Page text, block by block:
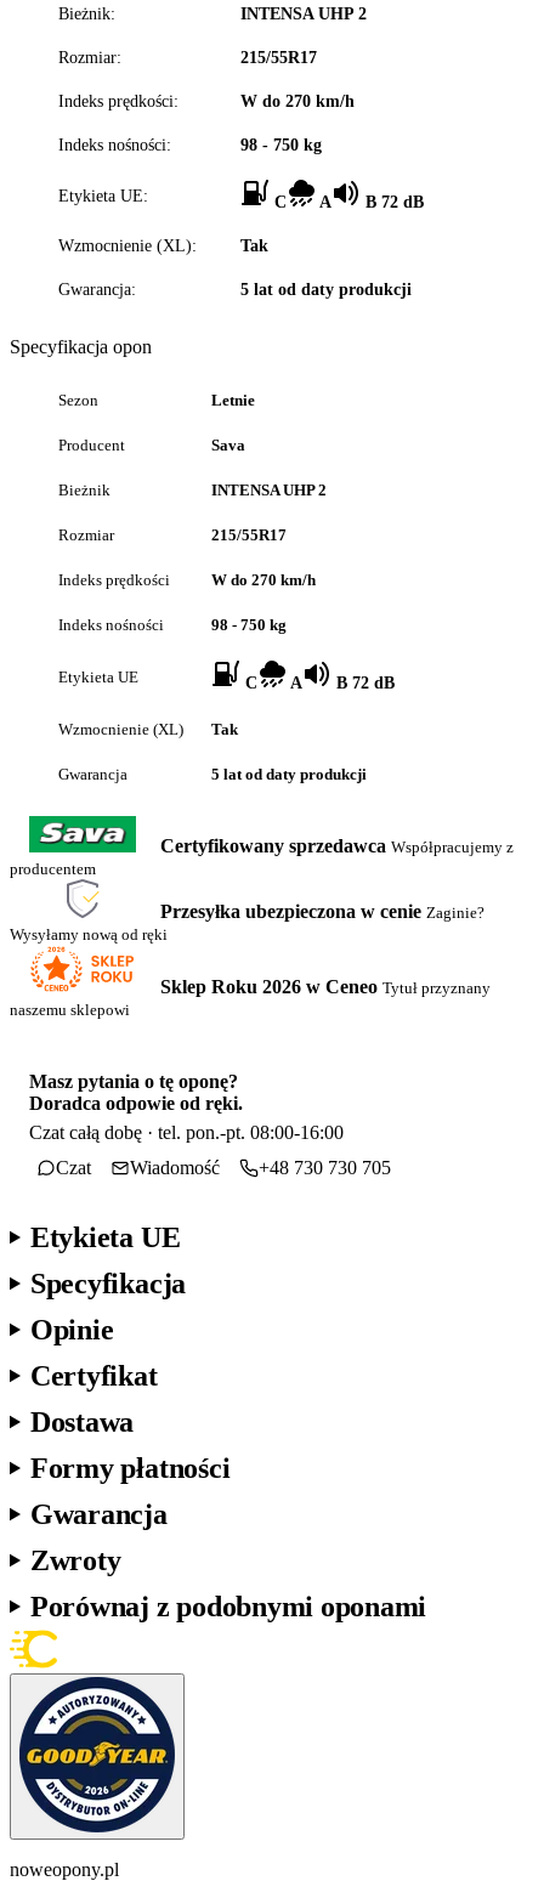
Bieżnik: INTENSA UHP 2
Rozmiar: 215/55R17
Indeks prędkości: W do 270 km/h
Indeks nośności: 98 - 750 kg
Etykieta UE: C A B 72 dB
Wzmocnienie (XL): Tak
Gwarancja: 5 lat od daty produkcji
Specyfikacja opon
Sezon Letnie
Producent Sava
Bieżnik INTENSA UHP 2
Rozmiar 215/55R17
Indeks prędkości W do 270 km/h
Indeks nośności 98 - 750 kg
Etykieta UE C A B 72 dB
Wzmocnienie (XL) Tak
Gwarancja 5 lat od daty produkcji
Certyfikowany sprzedawca Współpracujemy z
producentem
Przesyłka ubezpieczona w cenie Zaginie?
Wysyłamy nową od ręki
Sklep Roku 2026 w Ceneo Tytuł przyznany
naszemu sklepowi
Masz pytania o tę oponę?
Doradca odpowie od ręki.
Czat całą dobę · tel. pon.-pt. 08:00-16:00
Czat
Wiadomość +48 730 730 705
Etykieta UE
Specyfikacja
Opinie
Certyfikat
Dostawa
Formy płatności
Gwarancja
Zwroty
Porównaj z podobnymi oponami
noweopony.pl